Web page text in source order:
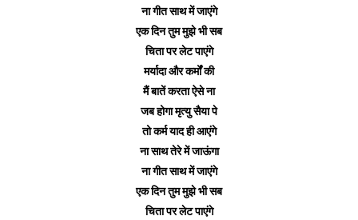
ना गीत साथ में जाएंगे
एक दिन तुम मुझे भी सब
चिता पर लेट पाएंगे
मर्यादा और कर्मों की
मैं बातें करता ऐसे ना
जब होगा मृत्यु सैया पे
तो कर्म याद ही आएंगे
ना साथ तेरे में जाऊंगा
ना गीत साथ में जाएंगे
एक दिन तुम मुझे भी सब
चिता पर लेट पाएंगे